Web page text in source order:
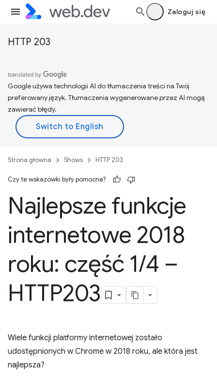
Zaloguj się
HTTP 203
Google używa technologii AI do tłumaczenia treści na Twój
preferowany język. Tłumaczenia wygenerowane przez AI mogą
zawierać błędy.
Strona główna Shows HTTP 203
Czy te wskazówki były pomocne?
Najlepsze funkcje
internetowe 2018
roku: część 1/4 –
HTTP203
Wiele funkcji platformy internetowej zostało
udostępnionych w Chrome w 2018 roku, ale która jest
najlepsza?